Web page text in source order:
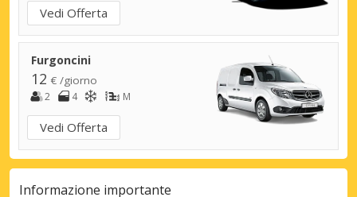
Furgoncini
12 € /giorno
Vedi Offerta
2 4 M
Vedi Offerta
Informazione importante